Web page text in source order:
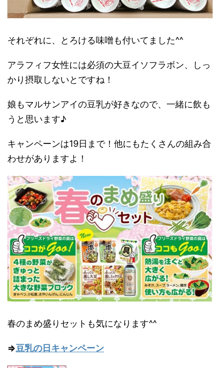
それぞれに、とろける味噌も付いてました^^
アラフィフ女性には必須の大豆イソフラボン、しっ
かり摂取しないとですね！
娘もマルサンアイの豆乳が好きなので、一緒に飲も
うと思います♪
キャンペーンは19日まで！他にもたくさんの組み合
わせがありますよ！
春のまめ盛りセットも気になります^^
⇒豆乳の日キャンペーン